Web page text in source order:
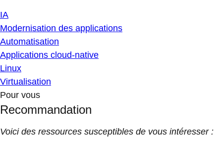
IA
Modernisation des applications
Automatisation
Applications cloud-native
Linux
Virtualisation
Pour vous
Recommandation
Voici des ressources susceptibles de vous intéresser :